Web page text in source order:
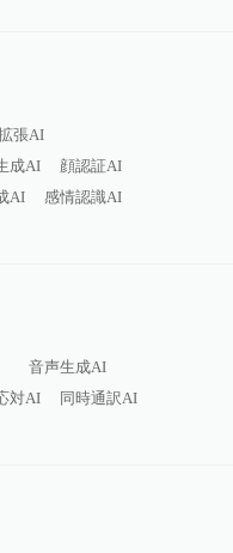
張AI
成AI
顔認証AI
AI
感情認識AI
音声生成AI
対AI
同時通訳AI